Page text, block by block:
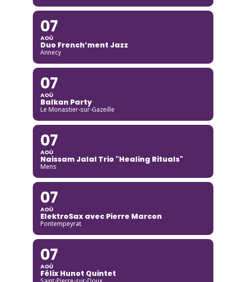
07
AOÛ
Duo French’ment Jazz
Annecy
07
AOÛ
Balkan Party
Le Monastier-sur-Gazeille
07
AOÛ
Naissam Jalal Trio "Healing Rituals"
Mens
07
AOÛ
ElektroSax avec Pierre Marcon
Pontempeyrat
07
AOÛ
Félix Hunot Quintet